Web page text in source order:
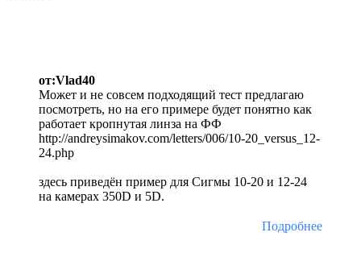
от:Vlad40
Может и не совсем подходящий тест предлагаю
посмотреть, но на его примере будет понятно как
работает кропнутая линза на ФФ
http://andreysimakov.com/letters/006/10-20_versus_12-
24.php
здесь приведён пример для Сигмы 10-20 и 12-24
на камерах 350D и 5D.
Подробнее